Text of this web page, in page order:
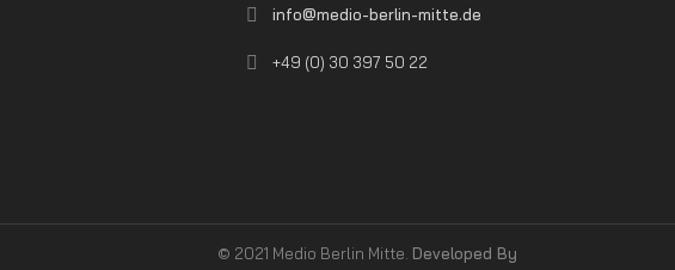
info@medio-berlin-mitte.de
+49 (0) 30 397 50 22
©️ 2021 Medio Berlin Mitte. Developed By